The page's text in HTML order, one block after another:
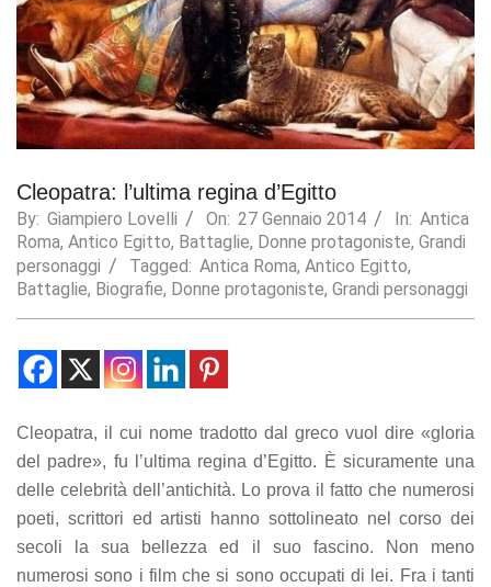
Cleopatra: l’ultima regina d’Egitto
By: Giampiero Lovelli On: 27 Gennaio 2014 In: Antica
Roma, Antico Egitto, Battaglie, Donne protagoniste, Grandi
personaggi
Tagged: Antica Roma, Antico Egitto,
Battaglie, Biografie, Donne protagoniste, Grandi personaggi
Cleopatra, il cui nome tradotto dal greco vuol dire «gloria
del padre», fu l’ultima regina d’Egitto. È sicuramente una
delle celebrità dell’antichità. Lo prova il fatto che numerosi
poeti, scrittori ed artisti hanno sottolineato nel corso dei
secoli la sua bellezza ed il suo fascino. Non meno
numerosi sono i film che si sono occupati di lei. Fra i tanti
Statistics
In order for
us to
improve the
website's
functionality
structure,
based on
how the
website is
used.
In order for
our website
possible
during your
visit. If you
cookies,
some
functionality